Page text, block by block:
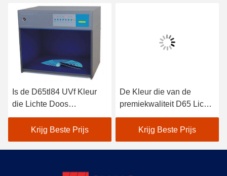
Is de D65tl84 UVf Kleur
die Lichte Doos
aanpassen met
Internationale Norm in
overeenstemming
Krijg Beste Prijs
De Kleur die van de
premiekwaliteit D65 Lichte
Doos, Kleuren Passend
Kabinet 18 controleren -
40W-Macht
Krijg Beste Prijs